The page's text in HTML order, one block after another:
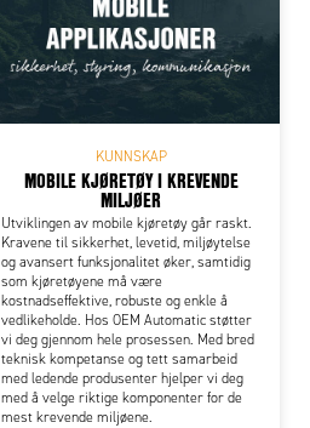
KUNNSKAP
MOBILE KJØRETØY I KREVENDE
MILJØER
Utviklingen av mobile kjøretøy går raskt.
Kravene til sikkerhet, levetid, miljøytelse
og avansert funksjonalitet øker, samtidig
som kjøretøyene må være
kostnadseffektive, robuste og enkle å
vedlikeholde. Hos OEM Automatic støtter
vi deg gjennom hele prosessen. Med bred
teknisk kompetanse og tett samarbeid
med ledende produsenter hjelper vi deg
med å velge riktige komponenter for de
mest krevende miljøene.